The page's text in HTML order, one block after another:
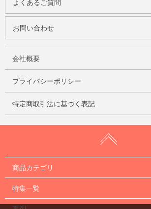
よくあるご質問
お問い合わせ
会社概要
プライバシーポリシー
特定商取引法に基づく表記
商品カテゴリ
特集一覧